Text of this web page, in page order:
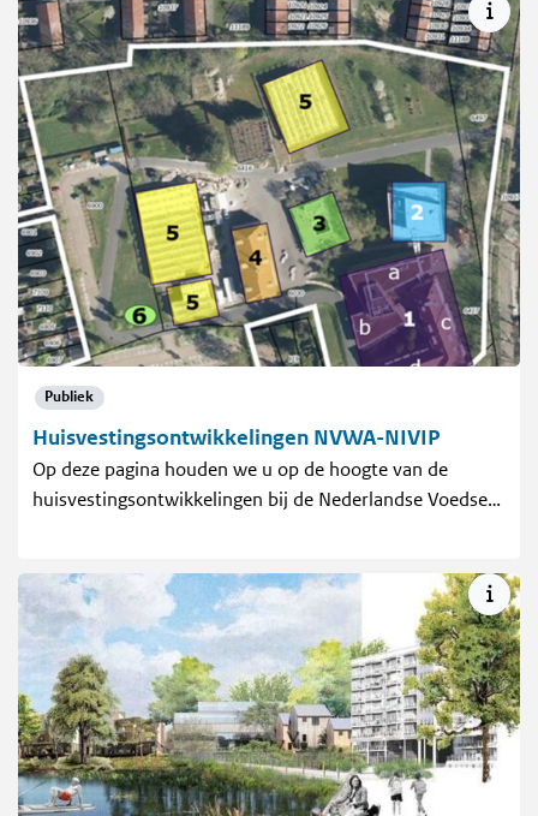
Huisvestingsontwikkelingen NVWA-NIVIP
Publiek
Op deze pagina houden we u op de hoogte van de
huisvestingsontwikkelingen bij de Nederlandse Voedse…